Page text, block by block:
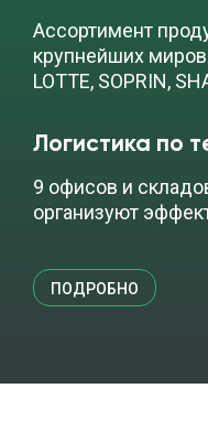
Ассортимент
крупнейших
LOTTE, SOPRIN,
Логистика по
9 офисов и
организуют
ПОДРОБНО